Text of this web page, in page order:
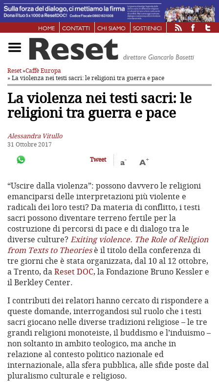
HOME CONTATTI CHI SIAMO SOSTIENICI
Reset»Caffè Europa
» La violenza nei testi sacri: le religioni tra guerra e pace
La violenza nei testi sacri: le
religioni tra guerra e pace
Alessandra Vitullo
31 Ottobre 2017
Tweet
a- A+
“Uscire dalla violenza”: possono davvero le religioni
emanciparsi delle interpretazioni più violente e
radicali dei loro testi? Da materia di conflitto, i testi
sacri possono diventare terreno fertile per la
costruzione di percorsi di pace e di dialogo tra le
diverse culture?Exiting violence. The Role of Religion
from Texts to Theories è il titolo della conferenza di
tre giorni che è stata organizzata, dal 10 al 12 ottobre,
a Trento, daReset DOC, la Fondazione Bruno Kessler e
il Berkley Center.
I contributi dei relatori hanno cercato di rispondere a
queste domande, interrogandosi sul ruolo che i testi
sacri giocano nelle diverse tradizioni religiose – le tre
grandi religioni monoteiste, il buddismo e l’induismo –
non soltanto in ambito teologico, ma anche in
relazione al contesto politico nazionale ed
internazionale, alla sfera pubblica, alle sfide poste dal
pluralismo culturale e religioso.